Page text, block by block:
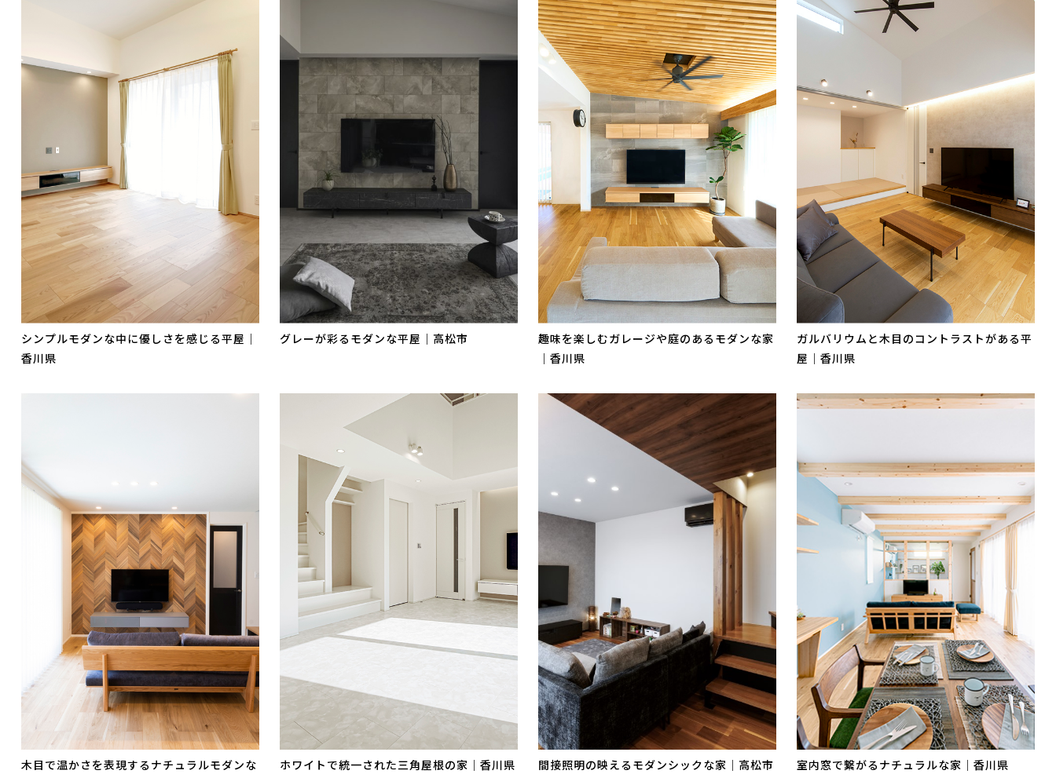
シンプルモダンな中に優しさを感じる平屋｜
香川県
グレーが彩るモダンな平屋｜高松市
趣味を楽しむガレージや庭のあるモダンな家
｜香川県
ガルバリウムと木目のコントラストがある平
屋｜香川県
木目で温かさを表現するナチュラルモダンな
ホワイトで統一された三角屋根の家｜香川県 間接照明の映えるモダンシックな家｜高松市 室内窓で繋がるナチュラルな家｜香川県